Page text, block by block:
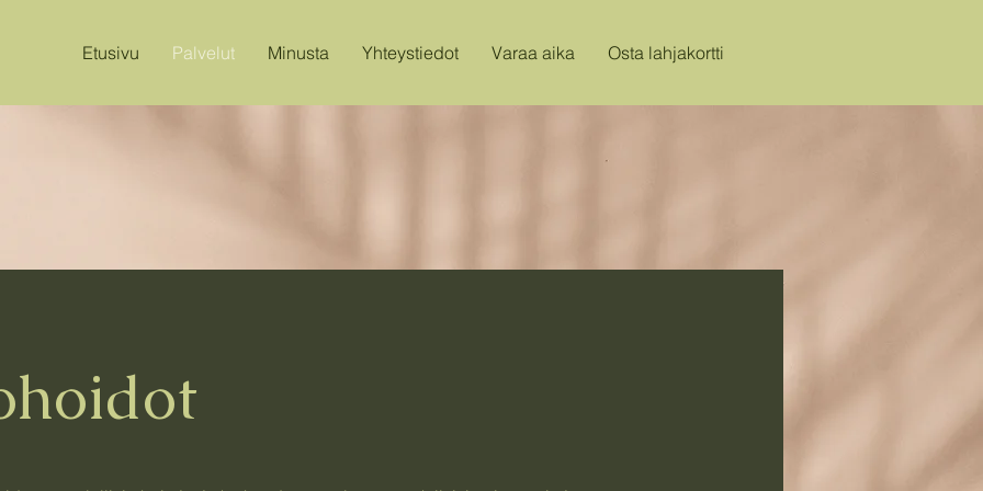
Etusivu Palvelut Minusta Yhteystiedot Varaa aika Osta lahjakortti